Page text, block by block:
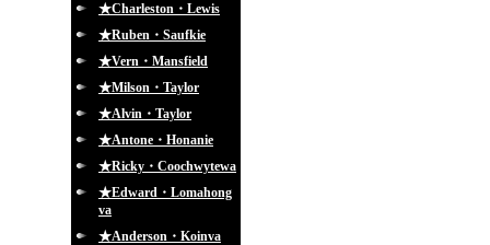
★Charleston・Lewis
★Ruben・Saufkie
★Vern・Mansfield
★Milson・Taylor
★Alvin・Taylor
★Antone・Honanie
★Ricky・Coochwytewa
★Edward・Lomahong
va
★Anderson・Koinva